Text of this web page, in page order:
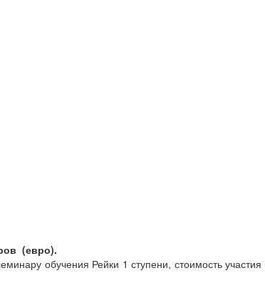
(евро).
обучения Рейки 1 ступени, стоимость участия